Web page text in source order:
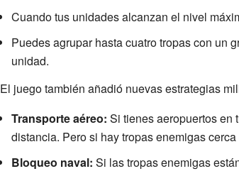
Cuando tus unidades alcanzan el nivel
Puedes agrupar hasta cuatro tropas con un
unidad.
El juego también añadió nuevas estrategias
Transporte aéreo: Si tienes aeropuertos en
distancia. Pero si hay tropas enemigas
Bloqueo naval: Si las tropas enemigas